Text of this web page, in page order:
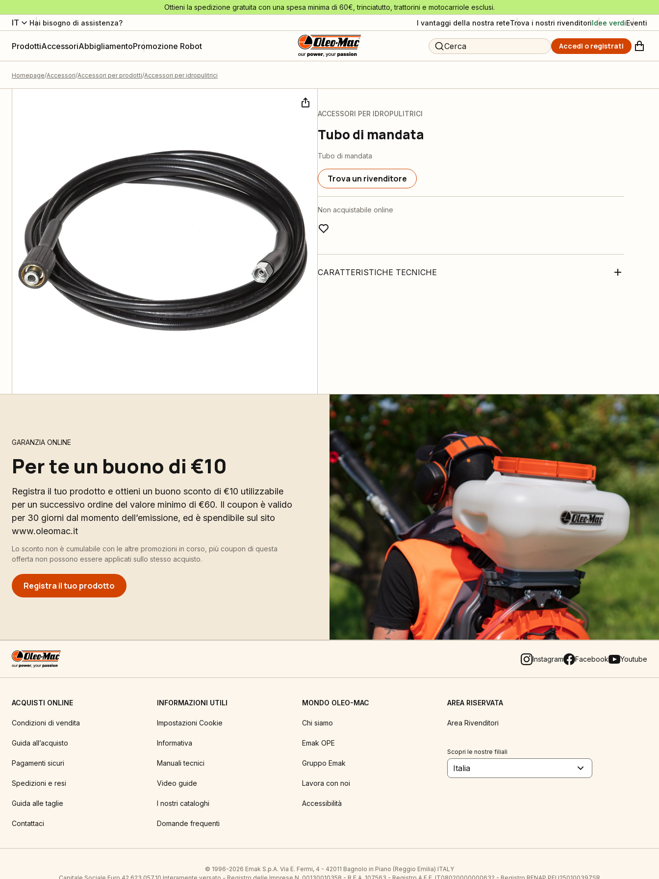
Ottieni la spedizione gratuita con una spesa minima di 60€, trinciatutto, trattorini e motocarriole esclusi.
IT Hai bisogno di assistenza? I vantaggi della nostra reteTrova i nostri rivenditoriIdee verdiEventi
ProdottiAccessoriAbbigliamentoPromozione Robot Cerca Accedi o registrati
Homepage Accessori Accessori per prodotti Accessori per idropulitrici
ACCESSORI PER IDROPULITRICI
Tubo di mandata
Tubo di mandata
Trova un rivenditore
Non acquistabile online
CARATTERISTICHE TECNICHE
GARANZIA ONLINE
Per te un buono di €10
Registra il tuo prodotto e ottieni un buono sconto di €10 utilizzabile
per un successivo ordine del valore minimo di €60. Il coupon è valido
per 30 giorni dal momento dell’emissione, ed è spendibile sul sito
www.oleomac.it
Lo sconto non è cumulabile con le altre promozioni in corso, più coupon di questa
offerta non possono essere applicati sullo stesso acquisto.
Registra il tuo prodotto
Instagram Facebook Youtube
ACQUISTI ONLINE
Condizioni di vendita
Guida all’acquisto
Pagamenti sicuri
Spedizioni e resi
Guida alle taglie
Contattaci
INFORMAZIONI UTILI
Impostazioni Cookie
Informativa
Manuali tecnici
Video guide
I nostri cataloghi
Domande frequenti
MONDO OLEO-MAC
Chi siamo
Emak OPE
Gruppo Emak
Lavora con noi
Accessibilità
AREA RISERVATA
Area Rivenditori
Scopri le nostre filiali
Italia
© 1996-2026 Emak S.p.A. Via E. Fermi, 4 - 42011 Bagnolo in Piano (Reggio Emilia) ITALY